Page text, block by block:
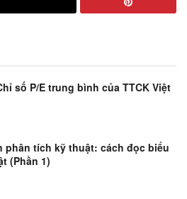
số P/E trung bình của TTCK Việt
phân tích kỹ thuật: cách đọc biểu
(Phần 1)